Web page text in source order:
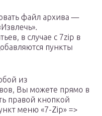
файл архива —
в случае с 7zip в
пункты
из
Вы можете прямо в
правой кнопкой
меню «7-Zip» =>